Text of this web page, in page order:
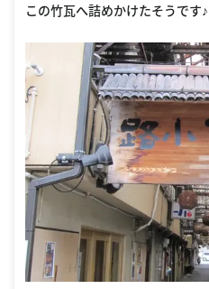
この竹瓦へ詰めかけたそうです♪